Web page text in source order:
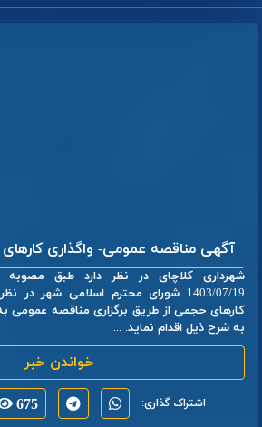
آگهی مناقصه عمومی- واگذاری
1403/07/19 شورای محترم اسلامی شهر
کارهای حجمی از طریق برگزاری مناقصه عمومی
به شرح ذیل اقدام نماید. ...
خواندن خبر
اشتراک گذاری: 675